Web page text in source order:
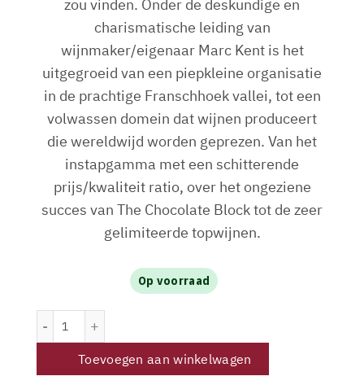
zou vinden. Onder de deskundige en
charismatische leiding van
wijnmaker/eigenaar Marc Kent is het
uitgegroeid van een piepkleine organisatie
in de prachtige Franschhoek vallei, tot een
volwassen domein dat wijnen produceert
die wereldwijd worden geprezen. Van het
instapgamma met een schitterende
prijs/kwaliteit ratio, over het ongeziene
succes van The Chocolate Block tot de zeer
gelimiteerde topwijnen.
Op voorraad
Toevoegen aan winkelwagen